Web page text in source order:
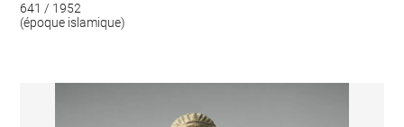
641 / 1952
(époque islamique)